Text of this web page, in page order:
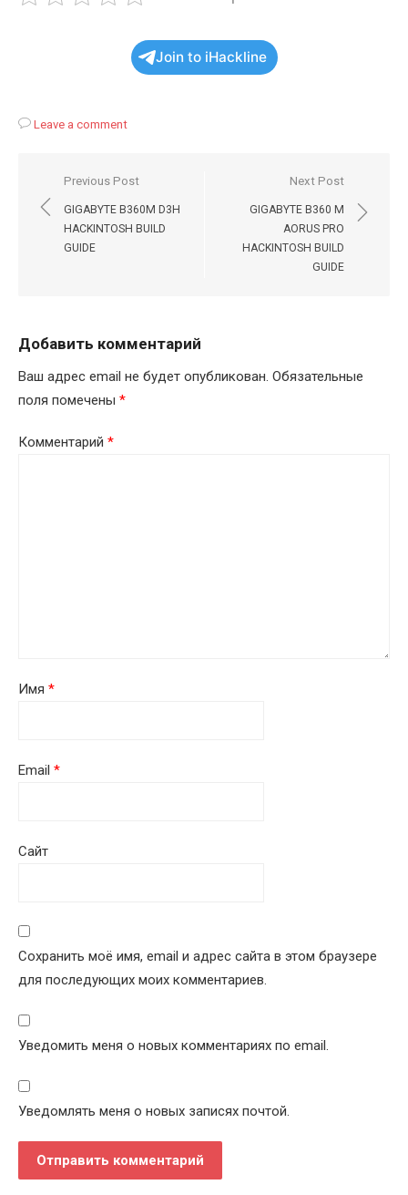
Join to iHackline
Leave a comment
Навигация
по
записям
Previous Post
GIGABYTE B360M D3H
HACKINTOSH BUILD
GUIDE
Next Post
GIGABYTE B360 M
AORUS PRO
HACKINTOSH BUILD
GUIDE
Добавить комментарий
Ваш адрес email не будет опубликован. Обязательные
поля помечены *
Комментарий *
Имя *
Email *
Сайт
Сохранить моё имя, email и адрес сайта в этом браузере
для последующих моих комментариев.
Уведомить меня о новых комментариях по email.
Уведомлять меня о новых записях почтой.